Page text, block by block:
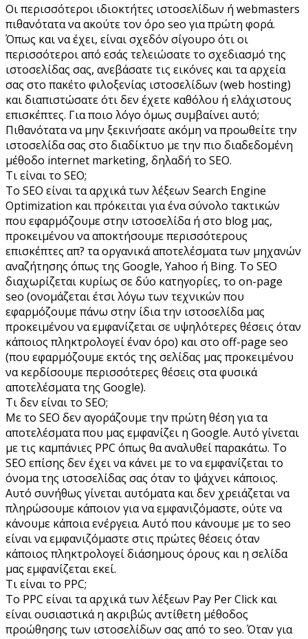
Οι περισσότεροι ιδιοκτήτες ιστοσελίδων ή webmasters
πιθανότατα να ακούτε τον όρο seo για πρώτη φορά.
Όπως και να έχει, είναι σχεδόν σίγουρο ότι οι
περισσότεροι από εσάς τελειώσατε το σχεδιασμό της
ιστοσελίδας σας, ανεβάσατε τις εικόνες και τα αρχεία
σας στο πακέτο φιλοξενίας ιστοσελίδων (web hosting)
και διαπιστώσατε ότι δεν έχετε καθόλου ή ελάχιστους
επισκέπτες. Για ποιο λόγο όμως συμβαίνει αυτό;
Πιθανότατα να μην ξεκινήσατε ακόμη να προωθείτε την
ιστοσελίδα σας στο διαδίκτυο με την πιο διαδεδομένη
μέθοδο internet marketing, δηλαδή το SEO.
Τι είναι το SEO;
Το SEO είναι τα αρχικά των λέξεων Search Engine
Optimization και πρόκειται για ένα σύνολο τακτικών
που εφαρμόζουμε στην ιστοσελίδα ή στο blog μας,
προκειμένου να αποκτήσουμε περισσότερους
επισκέπτες απ? τα οργανικά αποτελέσματα των μηχανών
αναζήτησης όπως της Google, Yahoo ή Bing. Το SEO
διαχωρίζεται κυρίως σε δύο κατηγορίες, το on-page
seo (ονομάζεται έτσι λόγω των τεχνικών που
εφαρμόζουμε πάνω στην ίδια την ιστοσελίδα μας
προκειμένου να εμφανίζεται σε υψηλότερες θέσεις όταν
κάποιος πληκτρολογεί έναν όρο) και στο off-page seo
(που εφαρμόζουμε εκτός της σελίδας μας προκειμένου
να κερδίσουμε περισσότερες θέσεις στα φυσικά
αποτελέσματα της Google).
Τι δεν είναι το SEO;
Με το SEO δεν αγοράζουμε την πρώτη θέση για τα
αποτελέσματα που μας εμφανίζει η Google. Αυτό γίνεται
με τις καμπάνιες PPC όπως θα αναλυθεί παρακάτω. Τo
SEO επίσης δεν έχει να κάνει με το να εμφανίζεται το
όνομα της ιστοσελίδας σας όταν το ψάχνει κάποιος.
Αυτό συνήθως γίνεται αυτόματα και δεν χρειάζεται να
πληρώσουμε κάποιον για να εμφανιζόμαστε, ούτε να
κάνουμε κάποια ενέργεια. Αυτό που κάνουμε με το seo
είναι να εμφανιζόμαστε στις πρώτες θέσεις όταν
κάποιος πληκτρολογεί διάσημους όρους και η σελίδα
μας εμφανίζεται εκεί.
Τι είναι το PPC;
Το PPC είναι τα αρχικά των λέξεων Pay Per Click και
είναι ουσιαστικά η ακριβώς αντίθετη μέθοδος
προώθησης των ιστοσελίδων σας από το seo. Όταν για